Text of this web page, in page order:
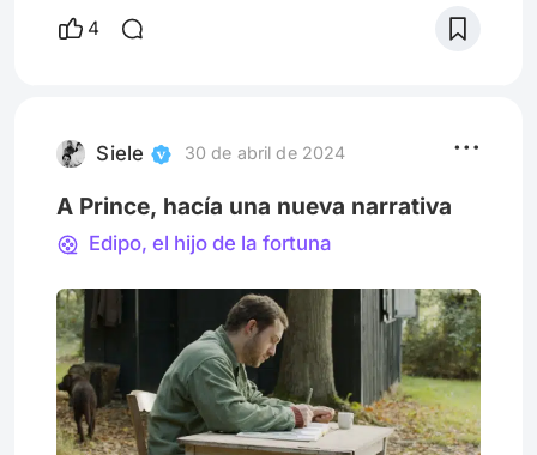
sobre ellos. Este es el caso de Uncropped,
el documental que sigue la trayectoria de un
reflexión constante
4
Siele 30 de abril de 2024
A Prince, hacía una nueva narrativa
Edipo, el hijo de la fortuna